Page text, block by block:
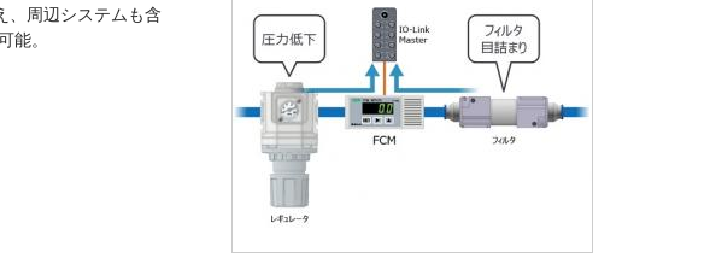
、周辺システムも含
能。